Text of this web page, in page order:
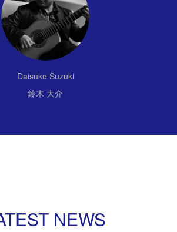
Daisuke Suzuki
鈴木 大介
NEWS